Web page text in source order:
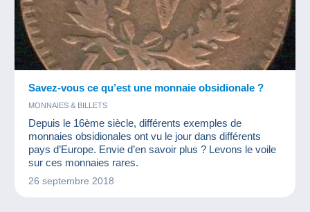
Savez-vous ce qu’est une monnaie obsidionale ?
MONNAIES & BILLETS
Depuis le 16ème siècle, différents exemples de
monnaies obsidionales ont vu le jour dans différents
pays d’Europe. Envie d’en savoir plus ? Levons le voile
sur ces monnaies rares.
26 septembre 2018